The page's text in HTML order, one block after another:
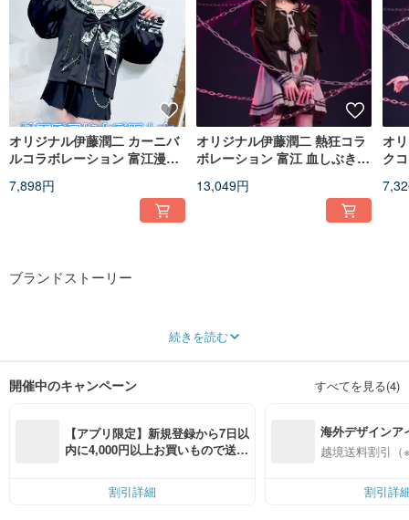
オリジナル伊藤潤二 カーニバ
ルコラボレーション 富江漫画
服ジャケット JJIT28
7,898円
オリジナル伊藤潤二 熱狂コラ
ボレーション 富江 血しぶきイ
ード 取り外し可能袖 ネクタイ
13,049円
オ
ク
ー
ブランドストーリー
2004年の設立以来、私達自身日本スタイルの影響を深く受け、図案は多くの日
本特有のカラフルな色や驚くような柄を使用しています。特定のスタイルだけ
距離を近づける努力をしています。私達はもっと多くの方が日常的に簡単にパ
Instagram @jillpunkxloli
続きを読む
開催中のキャンペーン すべてを見る(4)
【アプリ限定】新規登録から7日以
内に4,000円以上お買いもので送料
割引詳細
海外デザインア
入
越境送料割引（
割引詳